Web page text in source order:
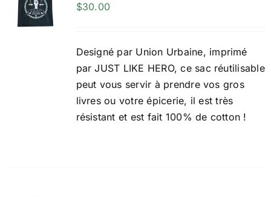
$30.00
Designé par Union Urbaine, imprimé
par JUST LIKE HERO, ce sac réutilisable
peut vous servir à prendre vos gros
livres ou votre épicerie, il est très
résistant et est fait 100% de cotton !